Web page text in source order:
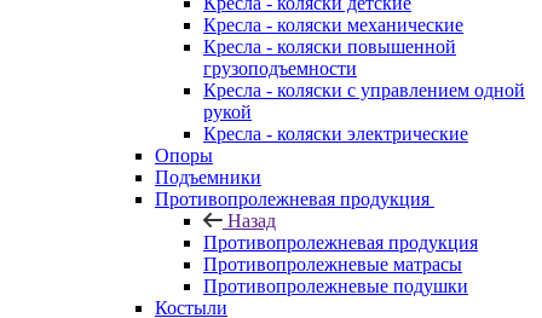
Кресла - коляски механические
Кресла - коляски повышенной
грузоподъемности
Кресла - коляски с управлением одной
рукой
Кресла - коляски электрические
Опоры
Подъемники
Противопролежневая продукция
Назад
Противопролежневая продукция
Противопролежневые матрасы
Противопролежневые подушки
Костыли